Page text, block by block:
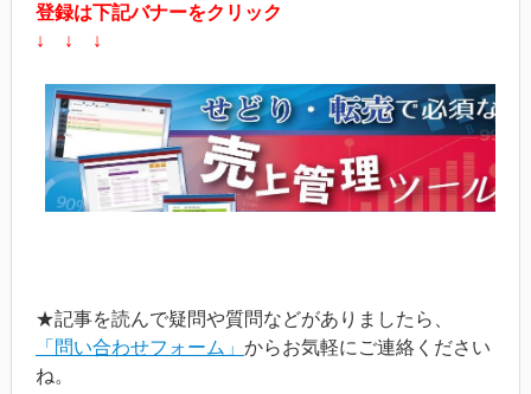
登録は下記バナーをクリック
↓ ↓ ↓
★記事を読んで疑問や質問などがありましたら、
「問い合わせフォーム」 からお気軽にご連絡ください
ね。